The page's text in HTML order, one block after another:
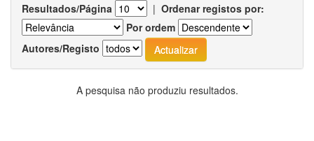
Resultados/Página | Ordenar registos por:
Por ordem
Autores/Registo
A pesquisa não produziu resultados.